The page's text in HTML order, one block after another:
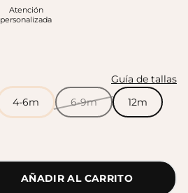
Atención
personalizada
Guía de tallas
4-6m 6-9m 12m
AÑADIR AL CARRITO
Sandalias SUN
$140.000